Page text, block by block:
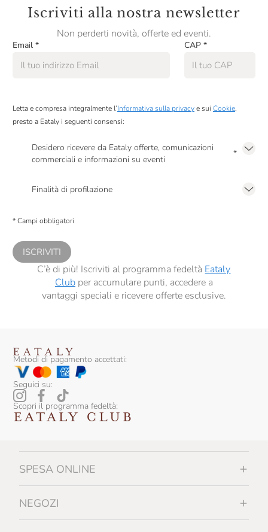
Cà Dei Frati
Damijan Podversic
David Duband
Deiss
Denis Montanar
Derbusco Cives
Di Majo Norante
Dirupi
Distilleria Quaglia
Domaine Duplessis
Domaine Fleuriet
Domaine De Fouquette
Doro Princic
Iscriviti alla nostra newsletter
Non perderti novità, offerte ed eventi.
Email * CAP *
Letta e compresa integralmente l’Informativa sulla privacye sui Cookie,
presto a Eataly i seguenti consensi:
Desidero ricevere da Eataly offerte, comunicazioni
commerciali e informazioni su eventi
*
Finalità di profilazione
comunicazioni commerciali personalizzate, in caso di consenso prestato ai
* Campi obbligatori
ISCRIVITI
C’è di più! Iscriviti al programma fedeltà Eataly
Clubper accumulare punti, accedere a
vantaggi speciali e ricevere offerte esclusive.
Metodi di pagamento accettati:
Seguici su:
Scopri il programma fedeltà:
SPESA ONLINE
NEGOZI